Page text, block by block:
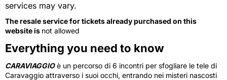
services may vary.
The resale service for tickets already purchased on this
website is not allowed
Everything you need to know
CARAVIAGGIOè un percorso di 6 incontri per sfogliare le tele di
Caravaggio attraverso i suoi occhi, entrando nei misteri nascosti